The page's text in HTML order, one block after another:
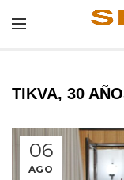
TIKVA, 30
06
AGO